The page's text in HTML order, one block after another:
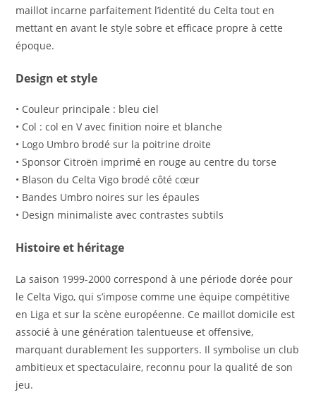
maillot incarne parfaitement l’identité du Celta tout en
mettant en avant le style sobre et efficace propre à cette
époque.
Design et style
• Couleur principale : bleu ciel
• Col : col en V avec finition noire et blanche
• Logo Umbro brodé sur la poitrine droite
• Sponsor Citroën imprimé en rouge au centre du torse
• Blason du Celta Vigo brodé côté cœur
• Bandes Umbro noires sur les épaules
• Design minimaliste avec contrastes subtils
Histoire et héritage
La saison 1999-2000 correspond à une période dorée pour
le Celta Vigo, qui s’impose comme une équipe compétitive
en Liga et sur la scène européenne. Ce maillot domicile est
associé à une génération talentueuse et offensive,
marquant durablement les supporters. Il symbolise un club
ambitieux et spectaculaire, reconnu pour la qualité de son
jeu.